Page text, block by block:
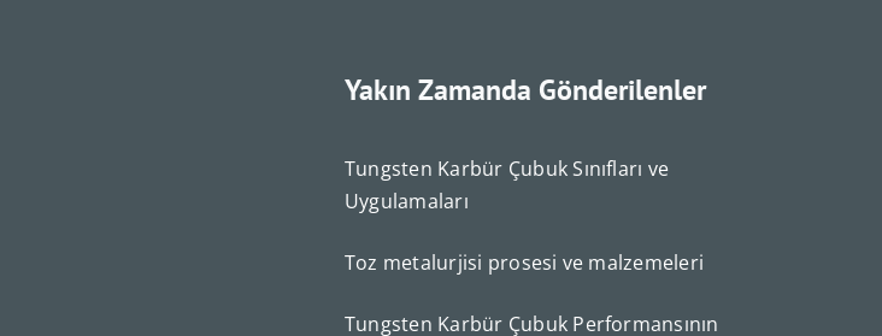
Yakın Zamanda Gönderilenler
Tungsten Karbür Çubuk Sınıfları ve
Uygulamaları
Toz metalurjisi prosesi ve malzemeleri
Tungsten Karbür Çubuk Performansının
Español de México
Português do Brasil